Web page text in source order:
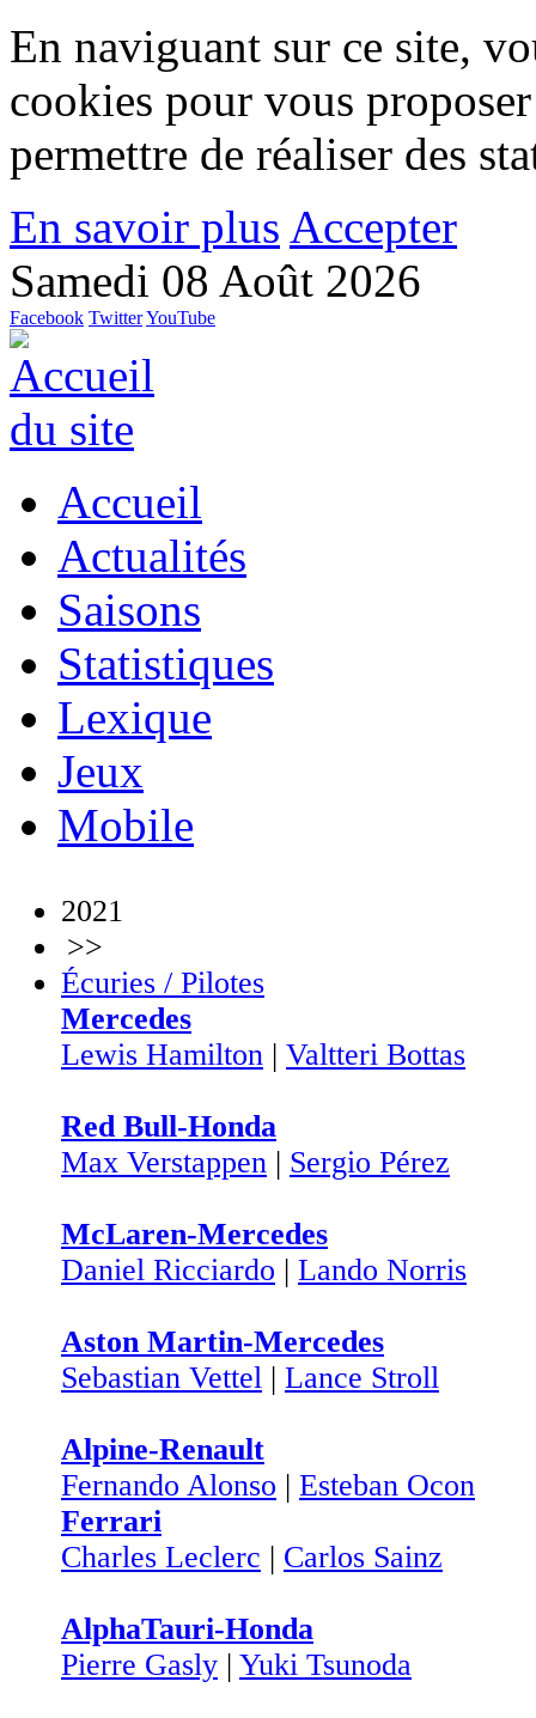
En naviguant sur ce site,
cookies pour vous
permettre de réaliser des
En savoir plus Accepter
Samedi 08 Août 2026
Facebook TwitterYouTube
Accueil
Actualités
Saisons
Statistiques
Lexique
Jeux
Mobile
2021
>>
Écuries / Pilotes
Mercedes
Lewis Hamilton | Valtteri Bottas
Red Bull-Honda
Max Verstappen | Sergio Pérez
McLaren-Mercedes
Daniel Ricciardo | Lando Norris
Aston Martin-Mercedes
Sebastian Vettel | Lance Stroll
Alpine-Renault
Fernando Alonso | Esteban Ocon
Ferrari
Charles Leclerc | Carlos Sainz
AlphaTauri-Honda
Pierre Gasly | Yuki Tsunoda